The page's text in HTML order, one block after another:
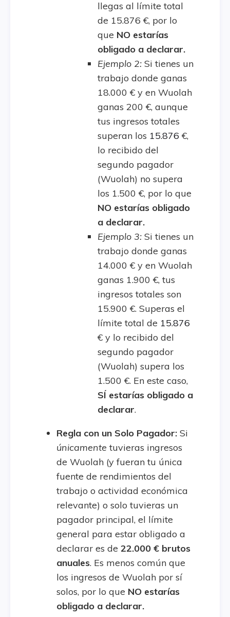
llegas al límite total
de 15.876 €, por lo
que NO estarías
obligado a declarar.
Ejemplo 2: Si tienes un
trabajo donde ganas
18.000 € y en Wuolah
ganas 200 €, aunque
tus ingresos totales
superan los 15.876 €,
lo recibido del
segundo pagador
(Wuolah) no supera
los 1.500 €, por lo que
NO estarías obligado
a declarar.
Ejemplo 3: Si tienes un
trabajo donde ganas
14.000 € y en Wuolah
ganas 1.900 €, tus
ingresos totales son
15.900 €. Superas el
límite total de 15.876
€ y lo recibido del
segundo pagador
(Wuolah) supera los
1.500 €. En este caso,
SÍ estarías obligado a
declarar.
Regla con un Solo Pagador: Si
únicamente tuvieras ingresos
de Wuolah (y fueran tu única
fuente de rendimientos del
trabajo o actividad económica
relevante) o solo tuvieras un
pagador principal, el límite
general para estar obligado a
declarar es de 22.000 € brutos
anuales. Es menos común que
los ingresos de Wuolah por sí
solos, por lo que NO estarías
obligado a declarar.